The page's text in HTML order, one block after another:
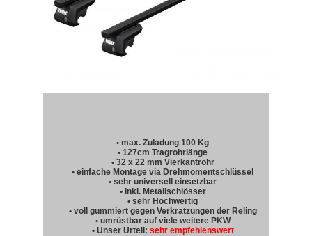
• max. Zuladung 100 Kg
• 127cm Tragrohrlänge
• 32 x 22 mm Vierkantrohr
• einfache Montage via Drehmomentschlüssel
• sehr universell einsetzbar
• inkl. Metallschlösser
• sehr Hochwertig
• voll gummiert gegen Verkratzungen der Reling
• umrüstbar auf viele weitere PKW
• Unser Urteil: sehr empfehlenswert